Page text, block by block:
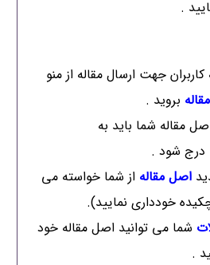
.
جهت ارسال مقاله از منو
بروید .
مقاله شما باید به
درج شود .
اصل مقاله از شما خواسته می
خودداری نمایید).
شما می توانید اصل مقاله خود
.